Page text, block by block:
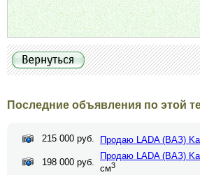
Последние объявления по этой
215 000 руб. Продаю LADA (ВАЗ)
198 000 руб.
Продаю LADA (ВАЗ)
см3